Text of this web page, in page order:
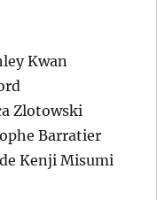
Kwan
Zlotowski
Barratier
Kenji Misumi